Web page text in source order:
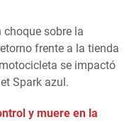
sobre la
frente a la tienda
se impactó
Spark azul.
y muere en la